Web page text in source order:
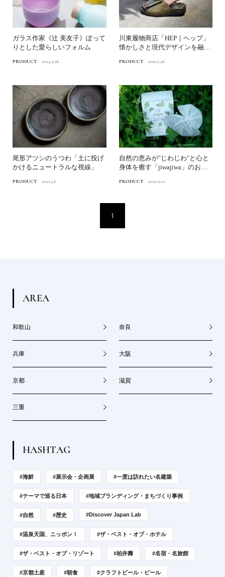
ガラス作家《辻 美友子》ぽって
りとした愛らしいフォルム
PRODUCT 2024.7.26
川東履物商店「HEP｜ヘップ」
懐かしさと現代デザインを融合
PRODUCT 2021.7.26
尾形アツシのうつわ「土に投げ
かけるニュートラルな視線」
PRODUCT 2021.3.6
自然の恵みが"じわじわ"と心と
身体を癒す「jiwajiwa」のお風
PRODUCT 2020.9.11
1
AREA
和歌山 奈良
兵庫 大阪
京都 滋賀
三重
HASHTAG
#海鮮 #展示会・企画展 #一度は訪れたい名建築
#テーマで巡る日本 #地域ブランディング・まちづくり事例
#自然 #歴史 #Discover Japan Lab
#温泉天国、ニッポン！ #ザ・ベスト・オブ・ホテル
#ザ・ベスト・オブ・リゾート #柏井壽 #名宿・名旅館
#京都土産 #朝食 #クラフトビール・ビール